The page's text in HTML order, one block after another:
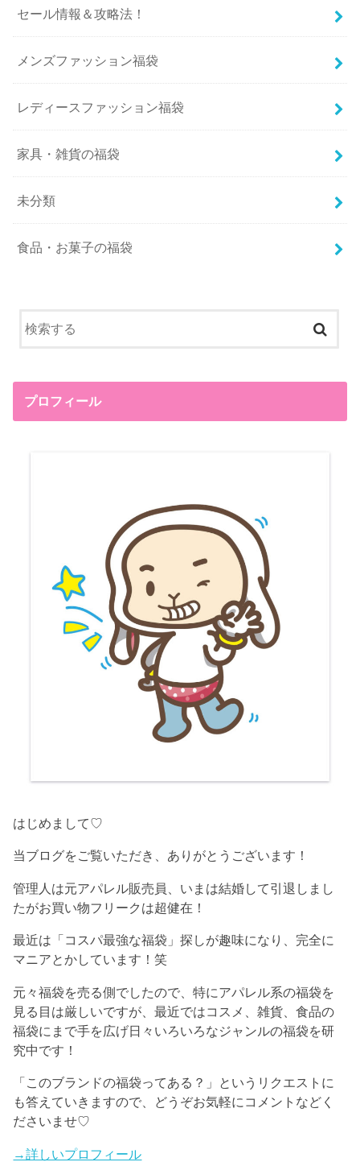
セール情報＆攻略法！
メンズファッション福袋
レディースファッション福袋
家具・雑貨の福袋
未分類
食品・お菓子の福袋
プロフィール
はじめまして♡
当ブログをご覧いただき、ありがとうございます！
管理人は元アパレル販売員、いまは結婚して引退しまし
たがお買い物フリークは超健在！
最近は「コスパ最強な福袋」探しが趣味になり、完全に
マニアとかしています！笑
元々福袋を売る側でしたので、特にアパレル系の福袋を
見る目は厳しいですが、最近ではコスメ、雑貨、食品の
福袋にまで手を広げ日々いろいろなジャンルの福袋を研
究中です！
「このブランドの福袋ってある？」というリクエストに
も答えていきますので、どうぞお気軽にコメントなどく
ださいませ♡
→詳しいプロフィール